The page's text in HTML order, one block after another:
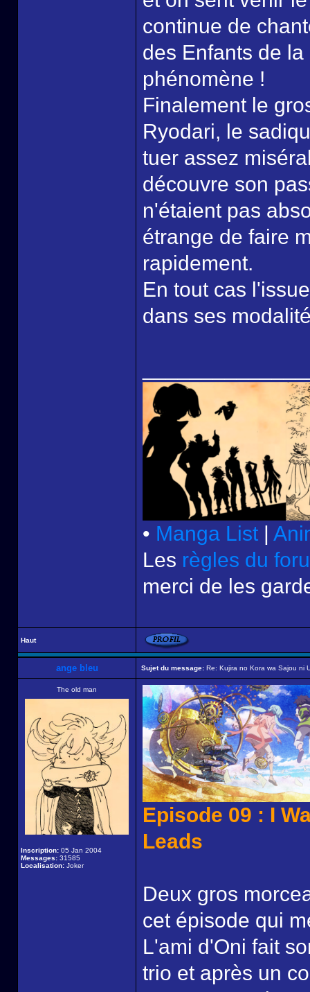
continue de
des Enfants de
phénomène !
Finalement le
Ryodari, le
tuer assez
découvre son
n'étaient pas
étrange de faire
rapidement.
En tout cas
dans ses
• Manga List |
Les règles du
merci de les
Haut
ange bleu Sujet du message: Re: Kujira no Kora wa Sajou ni
The old man
Inscription: 05 Jan 2004
Messages: 31585
Localisation: Joker
Episode 09 : I
Leads
Deux gros
cet épisode qui
L'ami d'Oni fait
trio et après un